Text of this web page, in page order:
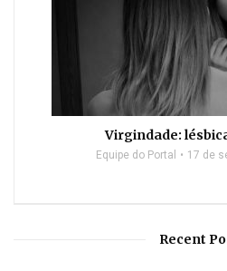
Virgindade:
Equipe do Portal 17 de
Recent